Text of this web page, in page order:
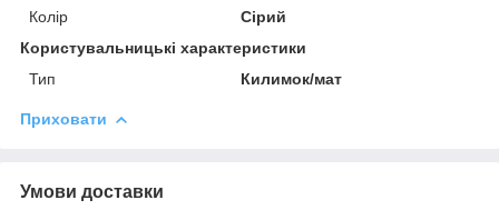
Колір
Сірий
Користувальницькі характеристики
Тип
Килимок/мат
Приховати
Умови доставки